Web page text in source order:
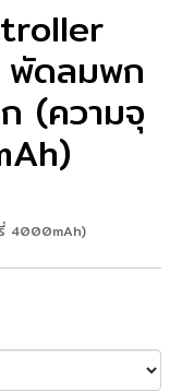
พัดลมพก
(ความจุ
รี่ 4000mAh)